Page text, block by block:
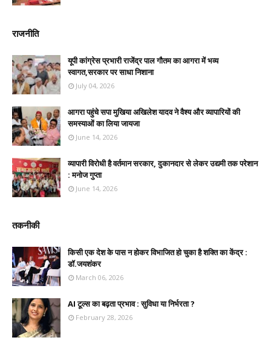
राजनीति
यूपी कांग्रेस प्रभारी राजेंद्र पाल गौतम का आगरा में भव्य
स्वागत,सरकार पर साधा निशाना
July 04, 2026
आगरा पहुंचे सपा मुखिया अखिलेश यादव ने वैश्य और व्यापारियों की
समस्याओं का लिया जायजा
June 14, 2026
व्यापारी विरोधी है वर्तमान सरकार, दुकानदार से लेकर उद्यमी तक परेशान
: मनोज गुप्ता
June 14, 2026
तकनीकी
किसी एक देश के पास न होकर विभाजित हो चुका है शक्ति का केंद्र :
डॉ.जयशंकर
March 06, 2026
AI टूल्स का बढ़ता प्रभाव : सुविधा या निर्भरता ?
February 28, 2026